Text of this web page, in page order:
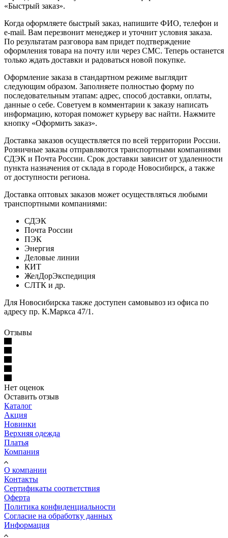
«Быстрый заказ».
Когда оформляете быстрый заказ, напишите ФИО, телефон и
e-mail. Вам перезвонит менеджер и уточнит условия заказа.
По результатам разговора вам придет подтверждение
оформления товара на почту или через СМС. Теперь останется
только ждать доставки и радоваться новой покупке.
Оформление заказа в стандартном режиме выглядит
следующим образом. Заполняете полностью форму по
последовательным этапам: адрес, способ доставки, оплаты,
данные о себе. Советуем в комментарии к заказу написать
информацию, которая поможет курьеру вас найти. Нажмите
кнопку «Оформить заказ».
Доставка заказов осуществляется по всей территории России.
Розничные заказы отправляются транспортными компаниями
СДЭК и Почта России. Срок доставки зависит от удаленности
пункта назначения от склада в городе Новосибирск, а также
от доступности региона.
Доставка оптовых заказов может осуществляться любыми
транспортными компаниями:
СДЭК
Почта России
ПЭК
Энергия
Деловые линии
КИТ
ЖелДорЭкспедиция
СЛТК и др.
Для Новосибирска также доступен самовывоз из офиса по
адресу пр. К.Маркса 47/1.
Отзывы
Нет оценок
Оставить отзыв
Каталог
Акция
Новинки
Верхняя одежда
Платья
Компания
О компании
Контакты
Сертификаты соответствия
Оферта
Политика конфиденциальности
Согласие на обработку данных
Информация